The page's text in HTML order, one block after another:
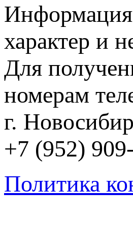
характер и
Для
номерам
г.
+7 (952)
Политика